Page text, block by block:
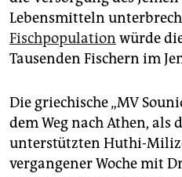
Lebensmitteln
Fischpopulation würde
Tausenden Fischern im
Die griechische „MV
dem Weg nach Athen, als
unterstützten Huthi-
vergangener Woche mit